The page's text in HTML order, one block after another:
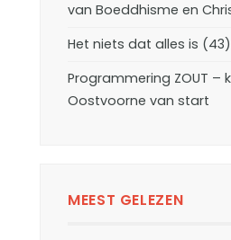
van Boeddhisme en
Het niets dat alles is
Programmering ZOUT –
Oostvoorne van start
MEEST GELEZEN